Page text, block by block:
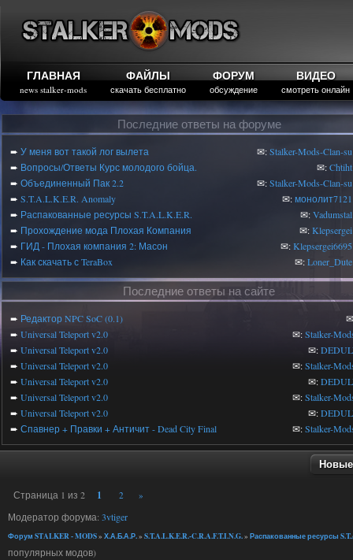
ГЛАВНАЯ
news stalker-mods
ФАЙЛЫ
скачать бесплатно
ФОРУМ
обсуждение
ВИДЕО
смотреть онлайн
Последние ответы на форуме
➨ У меня вот такой лог вылета ✉:Stalker-Mods-Clan-su
➨ Вопросы/Ответы Курс молодого бойца. ✉:Chtiht
➨ Объединенный Пак 2.2 ✉:Stalker-Mods-Clan-su
➨ S.T.A.L.K.E.R. Anomaly ✉:монолит7121
➨ Распакованные ресурсы S.T.A.L.K.E.R. ✉:Vadumstal
➨ Прохождение мода Плохая Компания ✉:Klepsergei
➨ ГИД - Плохая компания 2: Масон ✉:Klepsergei6695
➨ Как скачать с TeraBox ✉:Loner_Dute
Последние ответы на сайте
➨ Редактор NPC SoC (0.1)
➨ Universal Teleport v2.0 ✉:Stalker-
➨ Universal Teleport v2.0 ✉:
➨ Universal Teleport v2.0 ✉:Stalker-
➨ Universal Teleport v2.0 ✉:
➨ Universal Teleport v2.0 ✉:Stalker-
➨ Universal Teleport v2.0 ✉:
➨ Спавнер + Правки + Античит - Dead City Final ✉:Stalker-
Страница 1 из 2 1 2 »
Модератор форума: 3vtiger
Форум STALKER - MODS» Х.А.Б.А.Р.» S.T.A.L.K.E.R.-C.R.A.F.T.I.N.G.» Распакованные ресурсы
популярных модов)